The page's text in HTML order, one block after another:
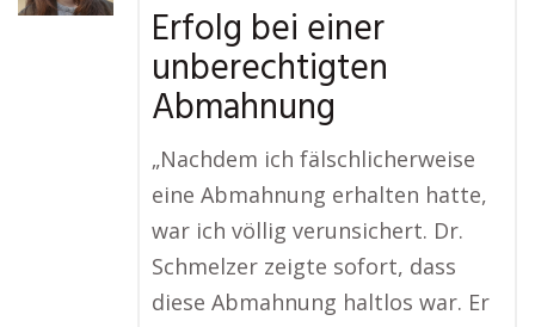
Erfolg bei einer
unberechtigten
Abmahnung
„Nachdem ich fälschlicherweise
eine Abmahnung erhalten hatte,
war ich völlig verunsichert. Dr.
Schmelzer zeigte sofort, dass
diese Abmahnung haltlos war. Er